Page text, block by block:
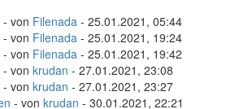
- von Filenada - 25.01.2021, 05:44
- von Filenada - 25.01.2021, 19:24
- von Filenada - 25.01.2021, 19:42
- von krudan - 27.01.2021, 23:08
- von krudan - 27.01.2021, 23:27
- von krudan - 30.01.2021, 22:21